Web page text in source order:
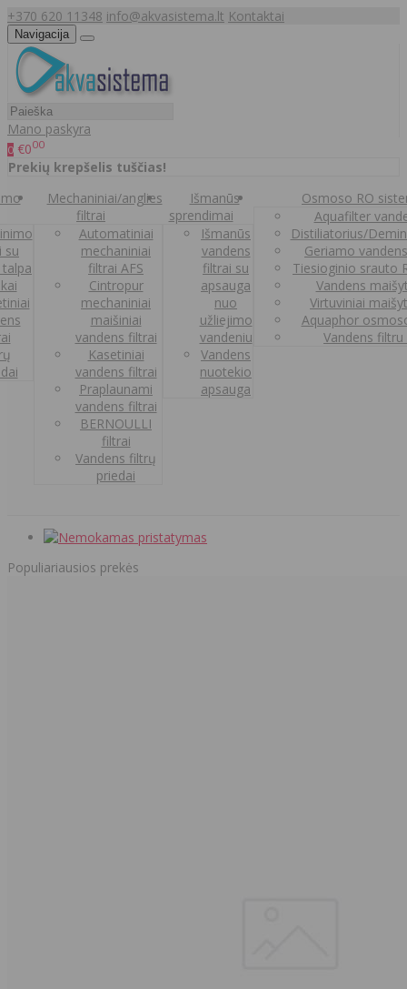
+370 620 11348 info@akvasistema.lt Kontaktai
Navigacija
Mano paskyra
0 €000
Prekių krepšelis tuščias!
su
Mechaniniai/anglies
filtrai
Automatiniai
mechaniniai
filtrai AFS
Cintropur
mechaniniai
maišiniai
vandens filtrai
Kasetiniai
vandens filtrai
Praplaunami
vandens filtrai
BERNOULLI
filtrai
Vandens filtrų
priedai
Išmanūs
sprendimai
Išmanūs
vandens
filtrai su
apsauga
nuo
užliejimo
vandeniu
Vandens
nuotekio
apsauga
Osmoso RO
Aquafilter
Distiliatorius/
Geriamo
Tiesioginio srauto
Vandens
Virtuviniai
Aquaphor
Vandens filtru
Populiariausios prekės